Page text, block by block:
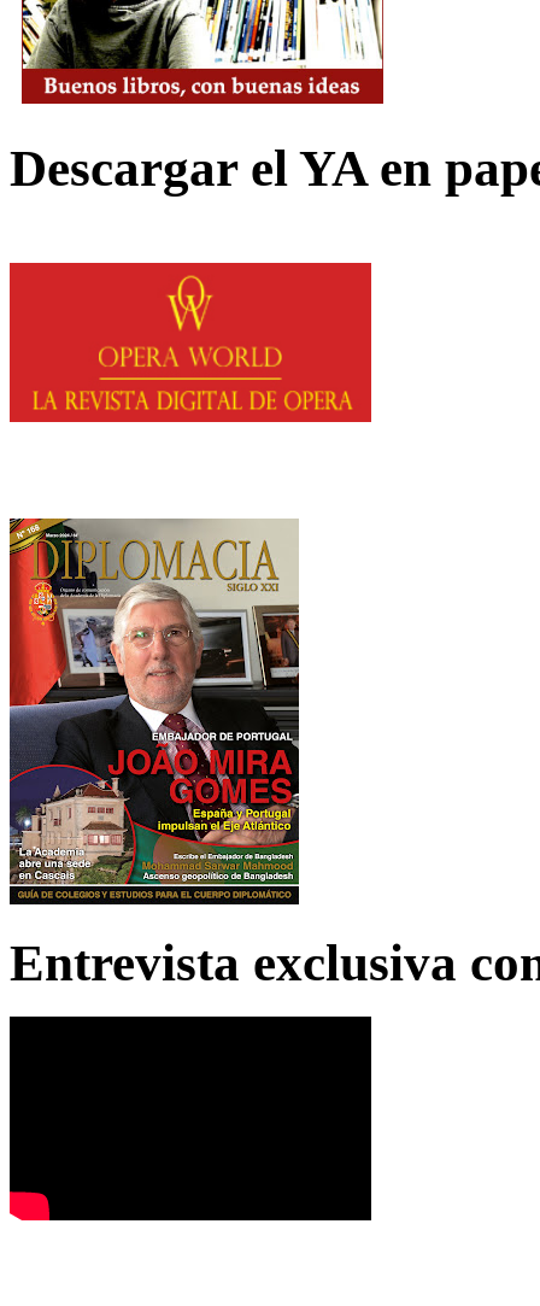
Descargar el YA en
Entrevista exclusiva